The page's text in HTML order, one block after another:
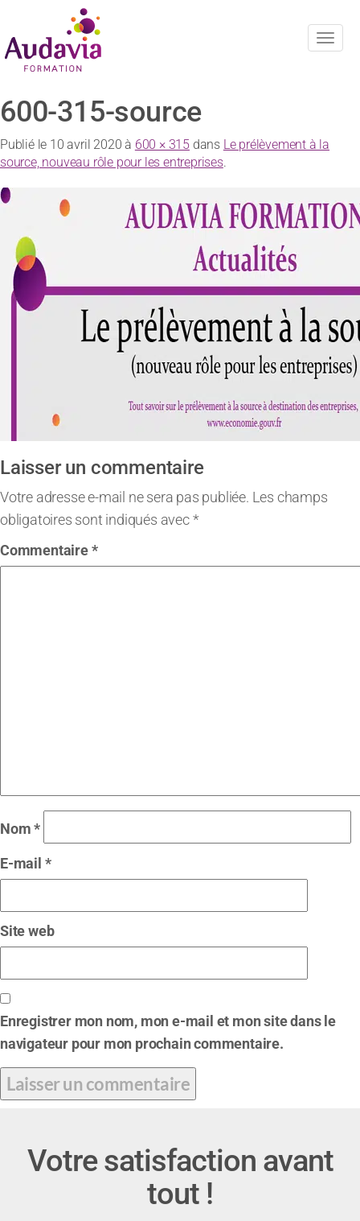
600-315-source
Publié le 10 avril 2020 à 600 × 315 dans Le prélèvement à la
source, nouveau rôle pour les entreprises.
Laisser un commentaire
Votre adresse e-mail ne sera pas publiée. Les champs
obligatoires sont indiqués avec*
Commentaire*
Nom*
E-mail *
Site web
Enregistrer mon nom, mon e-mail et mon site dans le
navigateur pour mon prochain commentaire.
Votre satisfaction avant
tout !